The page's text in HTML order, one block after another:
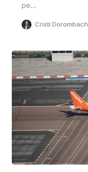
pe...
Cristi Dorombach